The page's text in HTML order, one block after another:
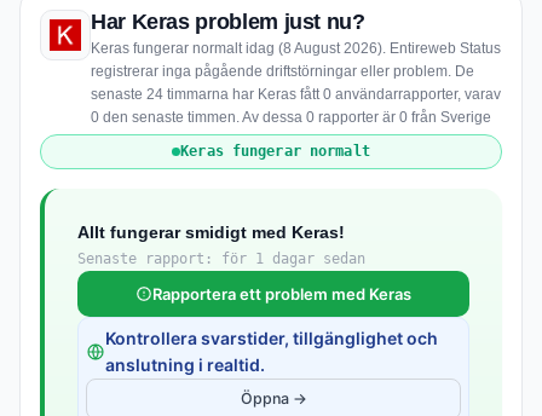
Har Keras problem just nu?
Keras fungerar normalt idag (8 August 2026). Entireweb Status
registrerar inga pågående driftstörningar eller problem. De
senaste 24 timmarna har Keras fått 0 användarrapporter, varav
0 den senaste timmen. Av dessa 0 rapporter är 0 från Sverige
Keras fungerar normalt
Allt fungerar smidigt med Keras!
Senaste rapport: för 1 dagar sedan
Rapportera ett problem med Keras
Kontrollera svarstider, tillgänglighet och
anslutning i realtid.
Öppna →